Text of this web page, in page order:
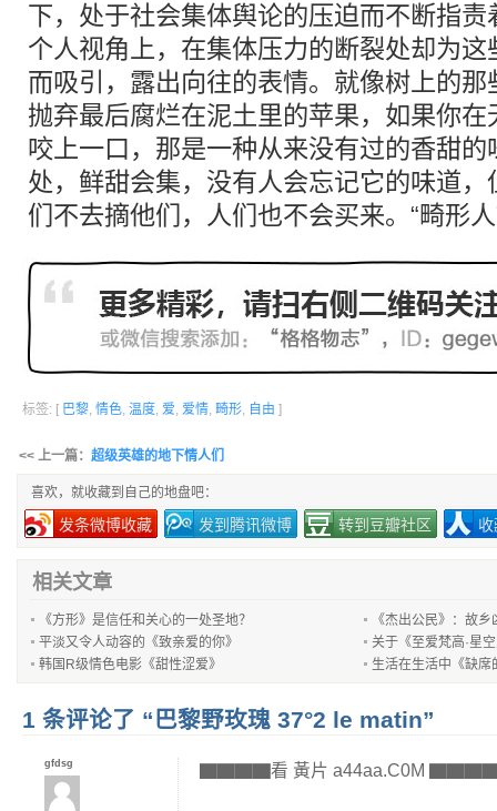
下，处于社会集体舆论的压迫而不断指责
个人视角上，在集体压力的断裂处却为这
而吸引，露出向往的表情。就像树上的
抛弃最后腐烂在泥土里的苹果，如果你
咬上一口，那是一种从来没有过的香甜
处，鲜甜会集，没有人会忘记它的味道
们不去摘他们，人们也不会买来。“畸形
标签: [ 巴黎, 情色, 温度, 爱, 爱情, 畸形, 自由 ]
<< 上一篇： 超级英雄的地下情人们
喜欢，就收藏到自己的地盘吧：
发条微博收藏 发到腾讯微博 转到豆瓣社区
相关文章
《方形》是信任和关心的一处圣地？
《杰出公民》：故乡
平淡又令人动容的《致亲爱的你》
关于《至爱梵高·星
韩国R级情色电影《甜性涩爱》
生活在生活中《缺席
1 条评论了 “巴黎野玫瑰 37°2 le matin”
gfdsg ▇▇▇▇看 黃片 a44aa.C0M